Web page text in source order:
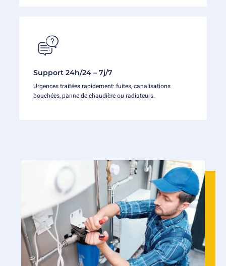
Support 24h/24 – 7j/7
Urgences traitées rapidement: fuites, canalisations
bouchées, panne de chaudière ou radiateurs.